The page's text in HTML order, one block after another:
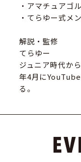
・アマチュアゴ
・てらゆー式メ
解説・監修
てらゆー
ジュニア時代か
年4月に
る。